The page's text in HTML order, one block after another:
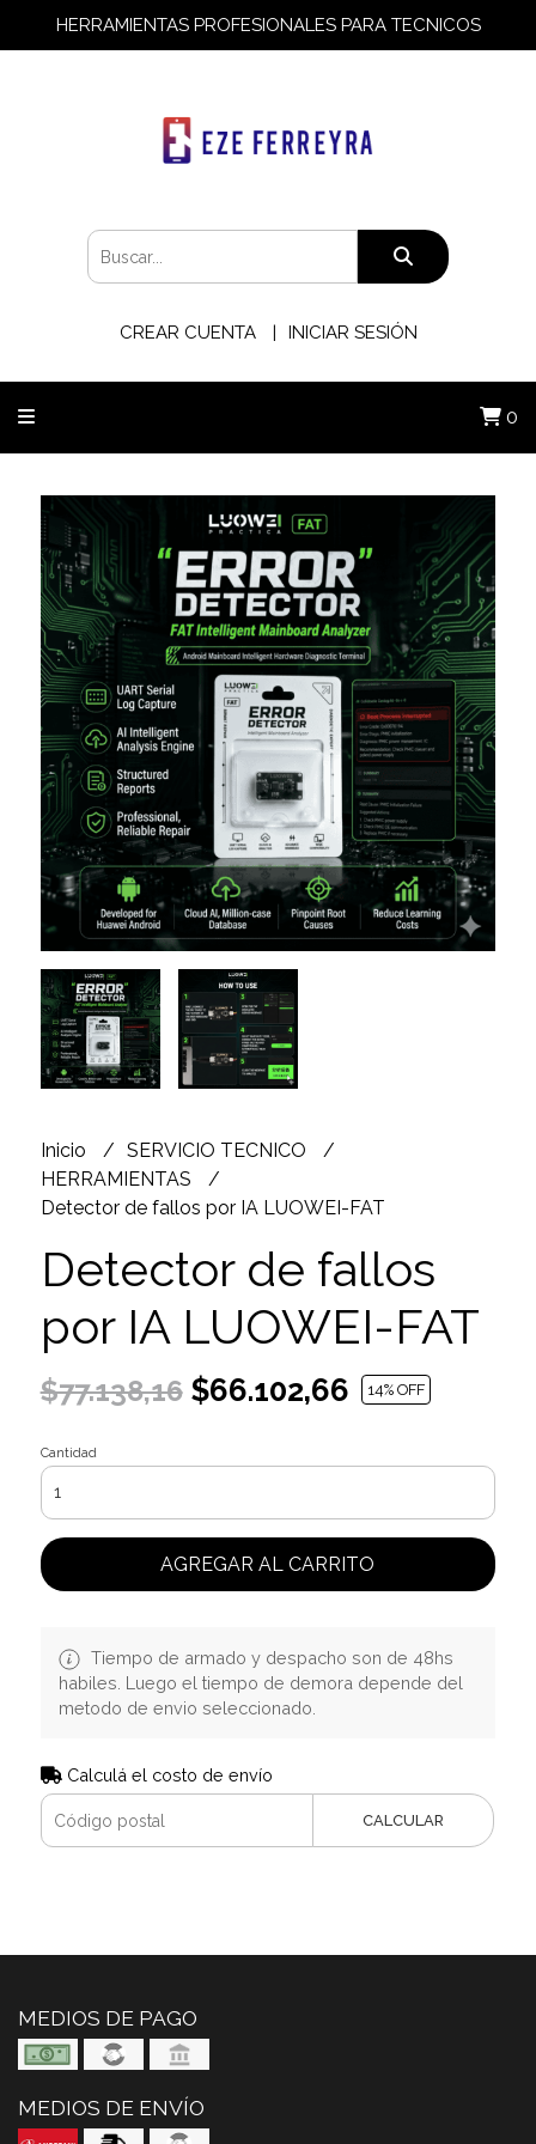
HERRAMIENTAS PROFESIONALES PARA TECNICOS
CREAR CUENTA INICIAR SESIÓN
0
Inicio
SERVICIO TECNICO
HERRAMIENTAS
Detector de fallos por IA LUOWEI-FAT
Detector de fallos
por IA LUOWEI-FAT
$77.138,16$66.102,66 14% OFF
Cantidad
AGREGAR AL CARRITO
Tiempo de armado y despacho son de 48hs
habiles. Luego el tiempo de demora depende del
metodo de envio seleccionado.
Calculá el costo de envío
CALCULAR
MEDIOS DE PAGO
MEDIOS DE ENVÍO